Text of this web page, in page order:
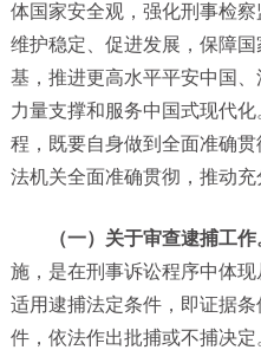
体国家安全观，强化刑事检察
维护稳定、促进发展，保障
基，推进更高水平平安中国
力量支撑和服务中国式现代
程，既要自身做到全面准确
法机关全面准确贯彻，推动充
（一）关于审查逮捕工作
施，是在刑事诉讼程序中体
适用逮捕法定条件，即证据
件，依法作出批捕或不捕决